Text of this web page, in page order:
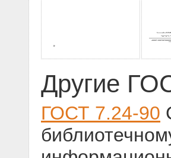
Другие
ГОСТ 7.24-90